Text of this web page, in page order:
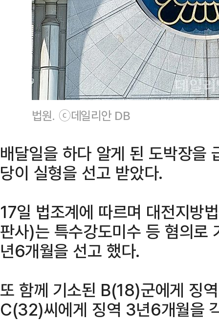
법원. ⓒ데일리안 DB
배달일을 하다 알게 된 도박장을
당이 실형을 선고 받았다.
17일 법조계에 따르며 대전지방
판사)는 특수강도미수 등 혐의
년6개월을 선고 했다.
또 함께 기소된 B(18)군에게 징
C(32)씨에게 징역 3년6개월을